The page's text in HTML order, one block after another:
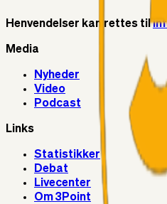
Henvendelser kan rettes til
Media
Nyheder
Video
Podcast
Links
Statistikker
Debat
Livecenter
Om 3Point